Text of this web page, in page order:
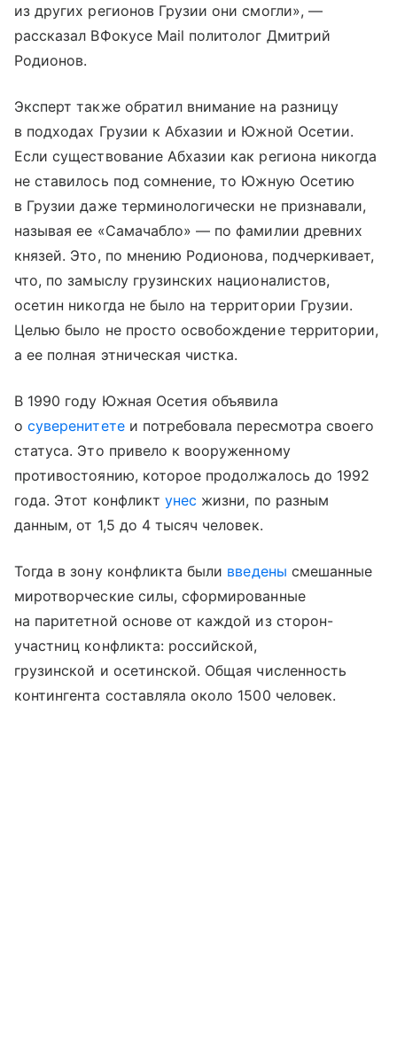
из других регионов Грузии они смогли», —
рассказал ВФокусе Mail политолог Дмитрий
Родионов.
Эксперт также обратил внимание на разницу
в подходах Грузии к Абхазии и Южной Осетии.
Если существование Абхазии как региона никогда
не ставилось под сомнение, то Южную Осетию
в Грузии даже терминологически не признавали,
называя ее «Самачабло» — по фамилии древних
князей. Это, по мнению Родионова, подчеркивает,
что, по замыслу грузинских националистов,
осетин никогда не было на территории Грузии.
Целью было не просто освобождение территории,
а ее полная этническая чистка.
В 1990 году Южная Осетия объявила
осуверенитетеи потребовала пересмотра своего
статуса. Это привело к вооруженному
противостоянию, которое продолжалось до 1992
года. Этот конфликт унес жизни, по разным
данным, от 1,5 до 4 тысяч человек.
Тогда в зону конфликта были введены смешанные
миротворческие силы, сформированные
на паритетной основе от каждой из сторон-
участниц конфликта: российской,
грузинской и осетинской. Общая численность
контингента составляла около 1500 человек.